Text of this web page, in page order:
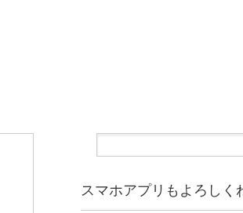
スマホアプリもよろしく